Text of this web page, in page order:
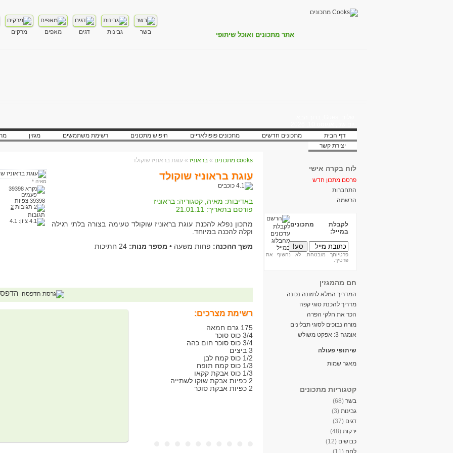
אתר מתכונים ואוכל שיתופי בשר גבינות דגים מאפים מרקים
דף הבית
מתכונים חדשים מתכונים פופולאריים חיפוש מתכונים רשימת משתמשים מגזין
יצירת קשר
לוח בקרה אישי
פרסם מתכון חדש
התחברות
הרשמה
לקבלת מתכונים
במייל:
פרטיותך מובטחת. לא נחשוף את
פרטיך.
חם מהמגזין
המדריך המלא לתזונה נכונה
מדריך להכנת סוגי קפה
הכר את חלקי הפרה
מורה נבוכים לסוגי תבלינים
אומגה 3: אפקט משולש
שיתופי פעולה
מאגר שמות
קטגוריות מתכונים
בשר (68)
גבינות (3)
דגים (37)
ירקות (48)
כבושים (12)
לחם (11)
מאיה *
39398 צפיות
2
תגובות
ציון: 4.1
cooks מתכונים » בראוניז » עוגת בראוניז שוקולד
עוגת בראוניז שוקולד
באדיבות: מאיה, קטגוריה: בראוניז
פורסם בתאריך: 21.01.11
מתכון נפלא להכנת עוגת בראוניז שוקולד טעימה בצורה בלתי רגילה
וקלה להכנה במיוחד.
משך ההכנה: פחות משעה • מספר מנות: 24 חתיכות
רשימת מצרכים:
175 גרם חמאה
3/4 כוס סוכר
3/4 כוס סוכר חום כהה
3 ביצים
1/2 כוס קמח לבן
1/3 כוס קמח תופח
1/3 כוס אבקת קקאו
2 כפיות אבקת שוקו לשתייה
2 כפיות אבקת סוכר